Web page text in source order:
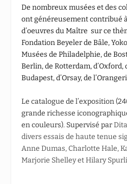
De nombreux musées et des
ont généreusement contribué
d’oeuvres du Maître sur ce
Fondation Beyeler de Bâle,
Musées de Philadelphie, de
Berlin, de Rotterdam, d’Oxford,
Budapest, d’Orsay, de
Le catalogue de l’exposition
grande richesse
en couleurs). Supervisé par
divers essais de haute tenue
Anne Dumas, Charlotte Hale,
Marjorie Shelley et Hilary